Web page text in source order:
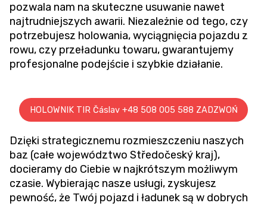
pozwala nam na skuteczne usuwanie nawet
najtrudniejszych awarii. Niezależnie od tego, czy
potrzebujesz holowania,wyciągnięcia pojazdu z
rowu, czy przeładunku towaru, gwarantujemy
profesjonalne podejście i szybkie działanie.
HOLOWNIK TIR Čáslav +48 508 005 588 ZADZWOŃ
Dzięki strategicznemu rozmieszczeniu naszych
baz (całe województwo Středočeský kraj),
docieramy do Ciebie w najkrótszym możliwym
czasie. Wybierając nasze usługi, zyskujesz
pewność, że Twój pojazd i ładunek są w dobrych